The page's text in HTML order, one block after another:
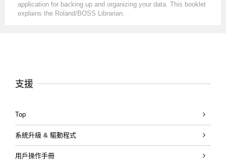
application for backing up and organizing your data. This booklet
explains the Roland/BOSS Librarian.
支援
Top
系統升級 & 驅動程式
用戶操作手冊